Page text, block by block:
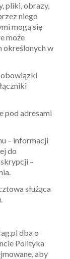
pliki, obrazy,
niego
mogą się
może
określonych w
obowiązki
pod adresami
– informacji
do
–
służąca
dba o
Polityka
aby